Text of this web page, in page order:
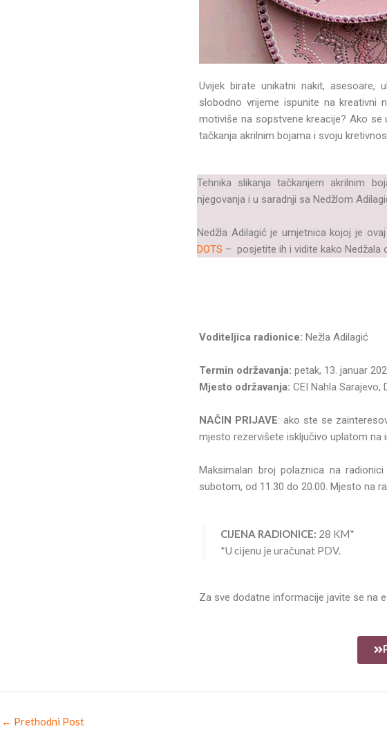
Uvijek birate unikatni nakit,
slobodno vrijeme ispunite na kreativni
motiviše na sopstvene kreacije? Ako se
tačkanja akrilnim bojama i svoju
Tehnika slikanja tačkanjem akrilnim
njegovanja i u saradnji sa Nedžlom
Nedžla Adilagić je umjetnica kojoj je
DOTS – posjetite ih i vidite kako Nedžala
Voditeljica radionice: Nežla Adilagić
Termin održavanja: petak, 13. januar
Mjesto održavanja: CEI Nahla Sarajevo,
NAČIN PRIJAVE: ako ste se
mjesto rezervišete isključivo uplatom na
Maksimalan broj polaznica na
subotom, od 11.30 do 20.00. Mjesto na
CIJENA RADIONICE: 28 KM*
*U cijenu je uračunat PDV.
Za sve dodatne informacije javite se na
← Prethodni Post